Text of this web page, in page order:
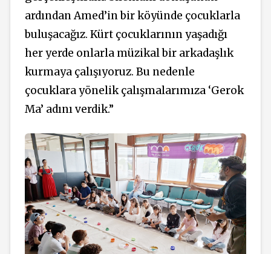
ardından Amed’in bir köyünde çocuklarla
buluşacağız. Kürt çocuklarının yaşadığı
her yerde onlarla müzikal bir arkadaşlık
kurmaya çalışıyoruz. Bu nedenle
çocuklara yönelik çalışmalarımıza ‘Gerok
Ma’ adını verdik.”